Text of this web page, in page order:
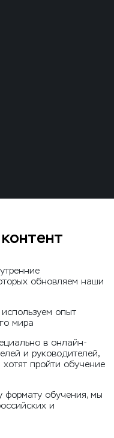
обновляем наши
опыт
мира
в онлайн-
и руководителей,
пройти обучение
формату обучения, мы
и